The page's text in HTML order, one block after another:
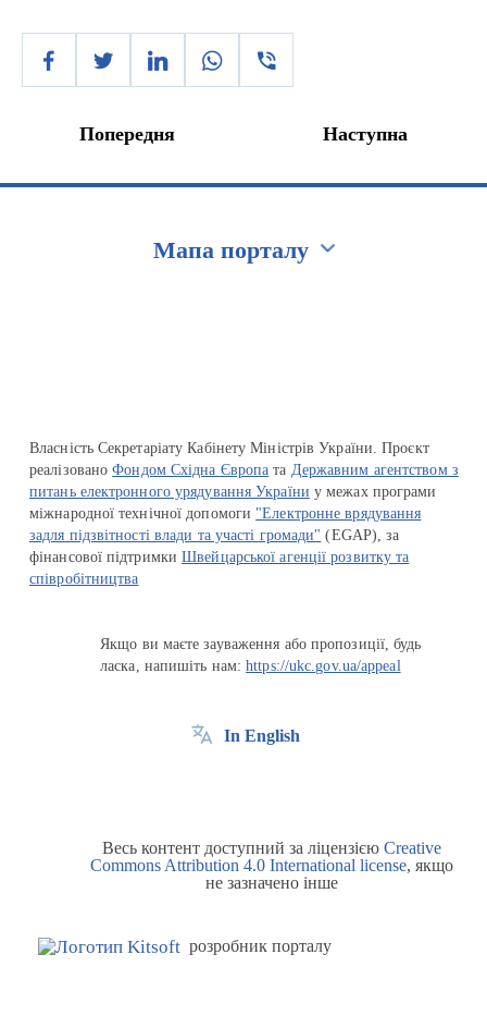
Попередня Наступна
Мапа порталу
Власність Секретаріату Кабінету Міністрів України. Проєкт
реалізованоФондом Східна Європа та Державним агентством з
питань електронного урядування України у межах програми
міжнародної технічної допомоги "Електронне врядування
задля підзвітності влади та участі громади" (EGAP), за
фінансової підтримкиШвейцарської агенції розвитку та
співробітництва
Якщо ви маєте зауваження або пропозиції, будь
ласка, напишіть нам:https://ukc.gov.ua/appeal
In English
Весь контент доступний за ліцензією Creative
Commons Attribution 4.0 International license, якщо
не зазначено інше
розробник порталу